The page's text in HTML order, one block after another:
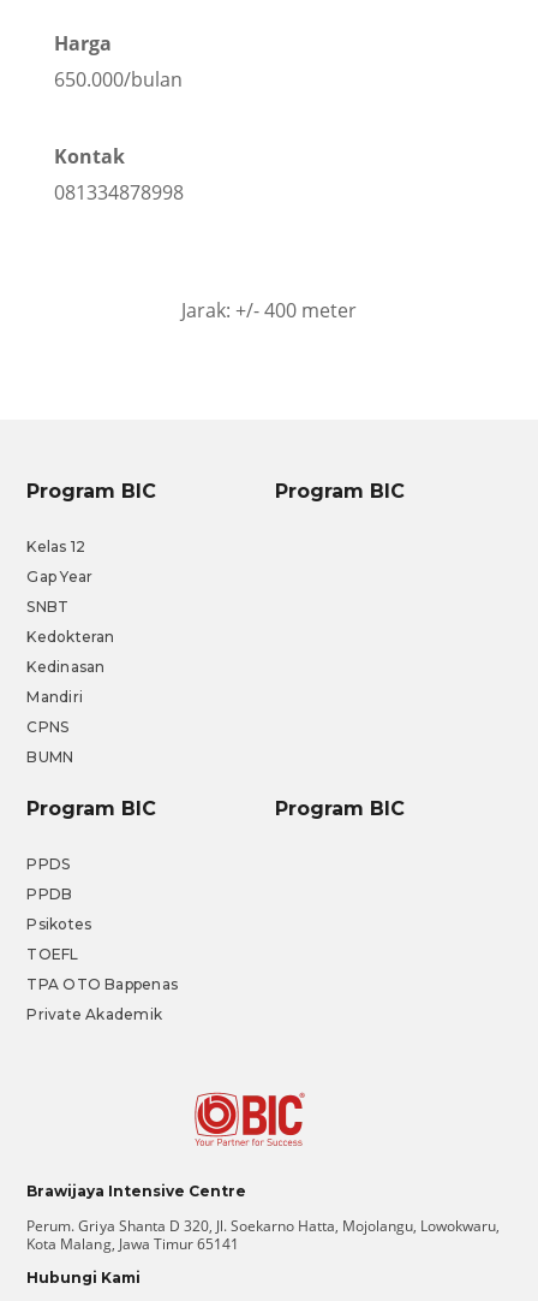
Harga
650.000/bulan
Kontak
081334878998
Jarak: +/- 400 meter
Program BIC
Kelas 12
Gap Year
SNBT
Kedokteran
Kedinasan
Mandiri
CPNS
BUMN
Program BIC
Program BIC
PPDS
PPDB
Psikotes
TOEFL
TPA OTO Bappenas
Private Akademik
Program BIC
Brawijaya Intensive Centre
Perum. Griya Shanta D 320, Jl. Soekarno Hatta, Mojolangu, Lowokwaru,
Kota Malang, Jawa Timur 65141
Hubungi Kami